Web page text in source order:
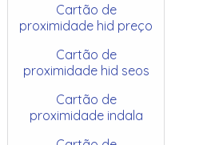
Cartão de
proximidade hid preço
Cartão de
proximidade hid seos
Cartão de
proximidade indala